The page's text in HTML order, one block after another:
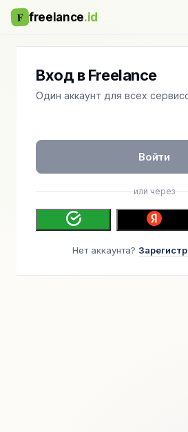
F freelance.id
Вход в Freelance
Один аккаунт для всех
Войти
или через
Нет аккаунта?